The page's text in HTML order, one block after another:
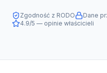
Zgodność z RODO
Dane
4.9/5 — opinie właścicieli